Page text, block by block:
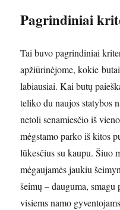
Pagrindiniai
Tai buvo pagrindiniai
apžiūrinėjome, kokie
labiausiai. Kai butų
teliko du naujos statybos
netoli senamiesčio iš
mėgstamo parko iš kitos
lūkesčius su kaupu. Šiuo
mėgaujamės jaukiu
šeimų – dauguma,
visiems namo